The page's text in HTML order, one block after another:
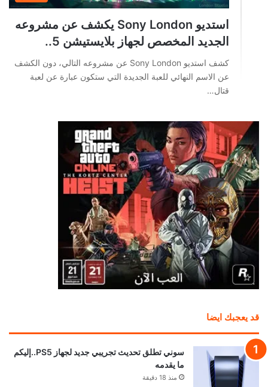
استديو Sony London يكشف عن مشروعه
الجديد المخصص لجهاز بلايستيشن 5..
كشف استديو Sony London عن مشروعه التالي، دون الكشف
عن الاسم النهائي للعبة الجديدة التي ستكون عبارة عن لعبة
قتال…
قد يعجبك ايضا
سوني تطلق تحديث تجريبي جديد لجهاز PS5..إليكم
ما يقدمه
منذ 18 دقيقة